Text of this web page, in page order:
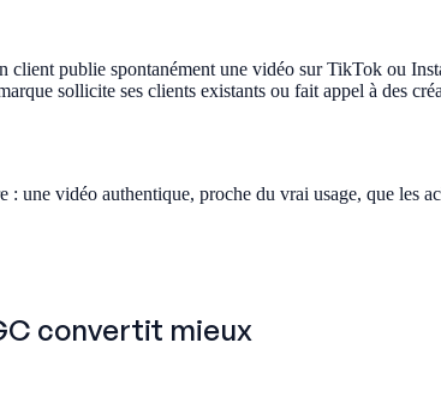
publie spontanément une vidéo sur TikTok ou
sollicite ses clients existants ou fait appel à des
: une vidéo authentique, proche du vrai usage, que les
convertit mieux